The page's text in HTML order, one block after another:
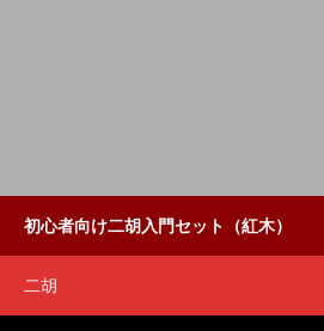
初心者向け二胡入門セット（紅木）
二胡